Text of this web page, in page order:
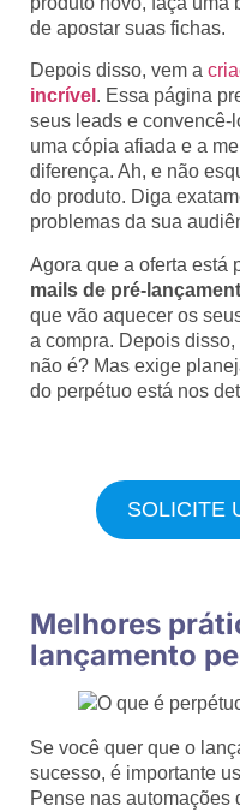
de apostar suas fichas.
Depois disso, vem a
incrível . Essa página
seus leads e convencê-
uma cópia afiada e a
diferença. Ah, e não
do produto. Diga
problemas da sua
Agora que a oferta está
mails de pré-
que vão aquecer os
a compra. Depois
não é? Mas exige
do perpétuo está nos
SOLICITE
Melhores
lançamento
Se você quer que o
sucesso, é importante
Pense nas automações